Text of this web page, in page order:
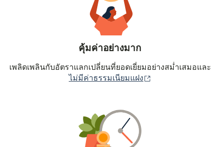
คุ้มค่าอย่างมาก
เพลิดเพลินกับอัตราแลกเปลี่ยนที่ยอดเยี่ยมอย่างสม่ำเสมอและ
ไม่มีค่าธรรมเนียมแฝง